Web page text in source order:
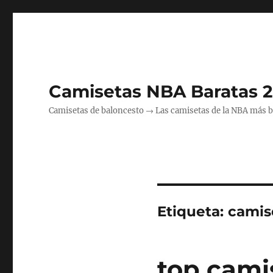
Camisetas NBA Baratas
Camisetas de baloncesto → Las camisetas de la NBA más
Etiqueta: